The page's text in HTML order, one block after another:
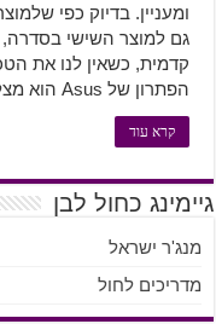
ומעניין. בדיוק כפי
גם למוצר השישי
הפתרון של Asus הוא מצלמה …
קרא עוד
גיימינג כחול לבן
מנג'ר ישראל
מדריכים לחול